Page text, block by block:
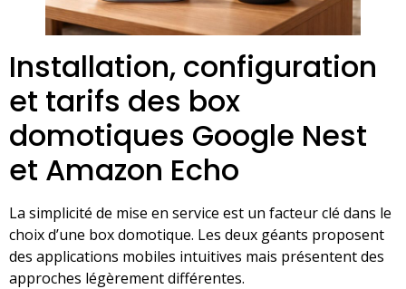
Installation, configuration
et tarifs des box
domotiques Google Nest
et Amazon Echo
La simplicité de mise en service est un facteur clé dans le
choix d’une box domotique. Les deux géants proposent
des applications mobiles intuitives mais présentent des
approches légèrement différentes.